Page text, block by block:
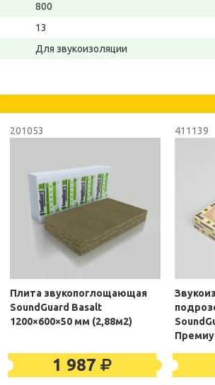
800
13
Для звукоизоляции
201053
Плита звукопоглощающая
SoundGuard Basalt
1200×600×50 мм (2,88м2)
1 987
411139